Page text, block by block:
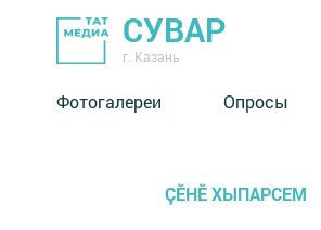
СУВАР
г. Казань
Фотогалереи Опросы
ÇӖНӖ ХЫПАРСЕМ